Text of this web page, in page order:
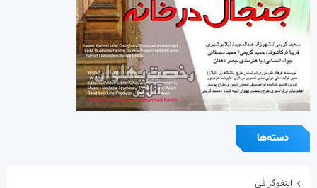
دسته‌ها
اینفوگرافی